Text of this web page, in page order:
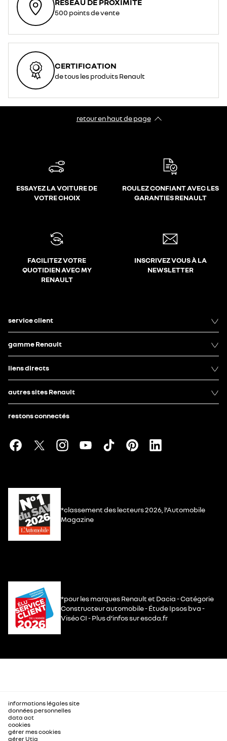
RÉSEAU DE PROXIMITÉ
500 points de vente
CERTIFICATION
de tous les produits Renault
retour en haut de page​
ESSAYEZ LA VOITURE DE
VOTRE CHOIX
ROULEZ CONFIANT AVEC LES
GARANTIES RENAULT
FACILITEZ VOTRE
QUOTIDIEN AVEC MY
RENAULT
INSCRIVEZ VOUS À LA
NEWSLETTER
service client
gamme Renault
liens directs
autres sites Renault
restons connectés
*classement des lecteurs 2026, l’Automobile
Magazine
*pour les marques Renault et Dacia - Catégorie
Constructeur automobile - Étude Ipsos bva -
Viséo CI - Plus d’infos sur escda.fr
informations légales site
données personnelles
data act
cookies
gérer mes cookies
gérer Utiq